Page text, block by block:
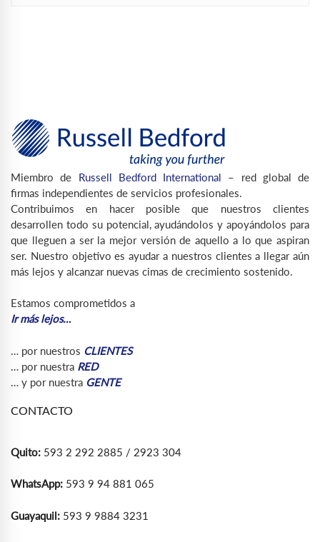
Miembro de Russell Bedford International – red global de
firmas independientes de servicios profesionales.
Contribuimos en hacer posible que nuestros clientes
desarrollen todo su potencial, ayudándolos y apoyándolos para
que lleguen a ser la mejor versión de aquello a lo que aspiran
ser. Nuestro objetivo es ayudar a nuestros clientes a llegar aún
más lejos y alcanzar nuevas cimas de crecimiento sostenido.
Estamos comprometidos a
Ir más lejos…
… por nuestros CLIENTES
… por nuestra RED
… y por nuestra GENTE
CONTACTO
Quito: 593 2 292 2885 / 2923 304
WhatsApp: 593 9 94 881 065
Guayaquil: 593 9 9884 3231